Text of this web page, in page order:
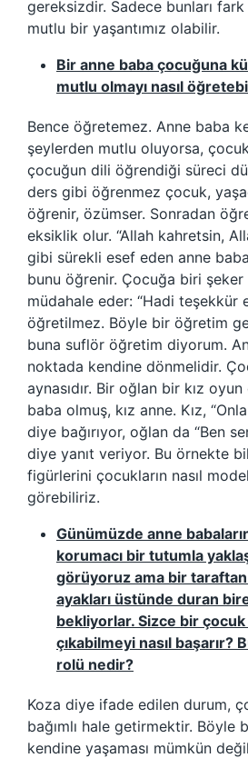
gereksizdir. Sadece bunları
mutlu bir yaşantımız olabilir.
Bir anne baba çocuğuna
mutlu olmayı nasıl
Bence öğretemez. Anne baba
şeylerden mutlu oluyorsa,
çocuğun dili öğrendiği süreci
ders gibi öğrenmez çocuk,
öğrenir, özümser. Sonradan
eksiklik olur. “Allah kahretsin,
gibi sürekli esef eden anne
bunu öğrenir. Çocuğa biri
müdahale eder: “Hadi teşekkür
öğretilmez. Böyle bir öğretim
buna suflör öğretim diyorum.
noktada kendine dönmelidir.
aynasıdır. Bir oğlan bir kız
baba olmuş, kız anne. Kız,
diye bağırıyor, oğlan da “Ben
diye yanıt veriyor. Bu örnekte
figürlerini çocukların nasıl model
görebiliriz.
Günümüzde anne
korumacı bir tutumla
görüyoruz ama bir
ayakları üstünde duran
bekliyorlar. Sizce bir çocuk
çıkabilmeyi nasıl başarır?
rolü nedir?
Koza diye ifade edilen durum,
bağımlı hale getirmektir. Böyle
kendine yaşaması mümkün